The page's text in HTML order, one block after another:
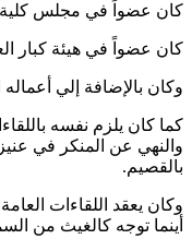
كان عضواً في مجلس كلية
كان عضواً في هيئة كبار
وكان بالإضافة إلي
كما كان يلزم نفسه
والنهي عن المنكر في
بالقصيم.
وكان يعقد اللقاءات
أينما توجه كالغيث من